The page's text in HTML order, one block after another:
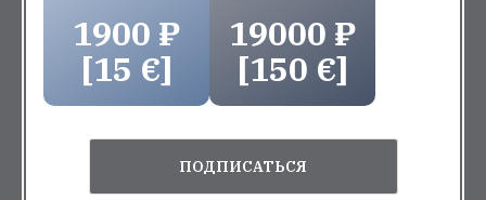
1900 ₽
[15 €]
19000 ₽
[150 €]
ПОДПИСАТЬСЯ